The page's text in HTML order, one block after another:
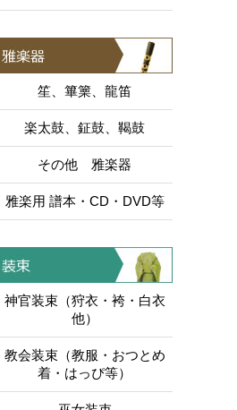
笙、篳篥、龍笛
楽太鼓、鉦鼓、鞨鼓
その他 雅楽器
雅楽用 譜本・CD・DVD等
神官装束（狩衣・袴・白衣
他）
教会装束（教服・おつとめ
着・はっぴ等）